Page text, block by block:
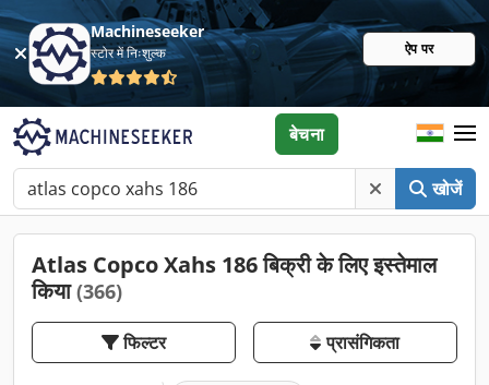
Machineseeker
स्टोर में निःशुल्क ऐप पर
खोजें
बेचना
Atlas Copco Xahs 186 बिक्री के लिए इस्तेमाल
किया(366)
फिल्टर प्रासंगिकता